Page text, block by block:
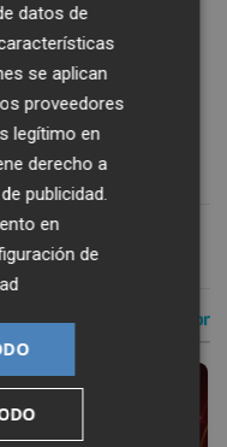
como el club
que
natación
datos de
se aplican
proveedores
legítimo en
derecho a
publicidad.
en
de